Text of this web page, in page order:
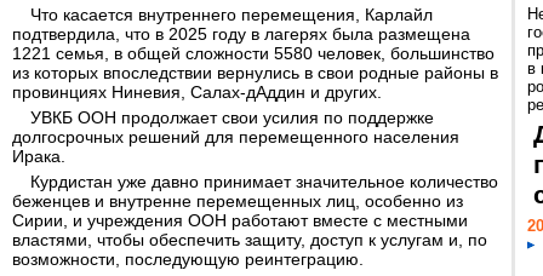
Что касается внутреннего перемещения, Карлайл
подтвердила, что в 2025 году в лагерях была размещена
1221 семья, в общей сложности 5580 человек, большинство
из которых впоследствии вернулись в свои родные районы в
провинциях Ниневия, Салах-дАддин и других.
УВКБ ООН продолжает свои усилия по поддержке
долгосрочных решений для перемещенного населения
Ирака.
Курдистан уже давно принимает значительное количество
беженцев и внутренне перемещенных лиц, особенно из
Сирии, и учреждения ООН работают вместе с местными
властями, чтобы обеспечить защиту, доступ к услугам и, по
возможности, последующую реинтеграцию.
в